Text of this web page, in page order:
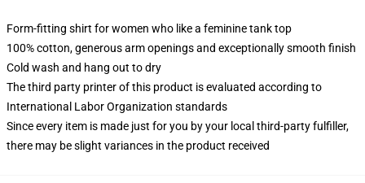
Form-fitting shirt for women who like a feminine tank top
100% cotton, generous arm openings and exceptionally smooth finish
Cold wash and hang out to dry
The third party printer of this product is evaluated according to
International Labor Organization standards
Since every item is made just for you by your local third-party fulfiller,
there may be slight variances in the product received